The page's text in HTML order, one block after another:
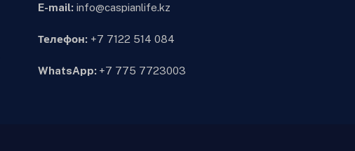
E-mail: info@caspianlife.kz
Телефон: +7 7122 514 084
WhatsApp: +7 775 7723003